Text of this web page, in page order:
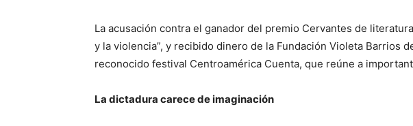
La acusación contra el ganador del premio Cervantes de
y la violencia”, y recibido dinero de la Fundación Violeta Barrios
reconocido festival Centroamérica Cuenta, que reúne a
La dictadura carece de imaginación